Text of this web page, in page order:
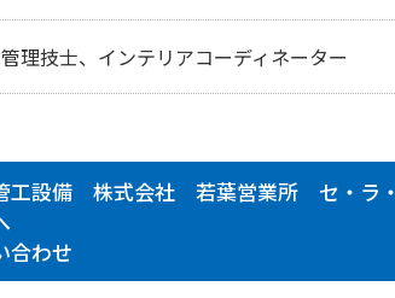
理技士、インテリアコーディネーター
工設備 株式会社 若葉営業所 セ・ラ・
合わせ